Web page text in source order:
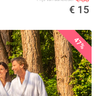
€ 15
47%